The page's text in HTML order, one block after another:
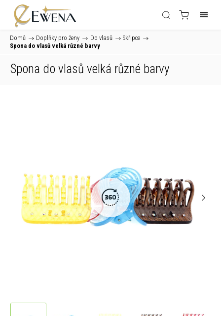
Domů / Doplňky pro ženy / Do vlasů / Skřipce /
Spona do vlasů velká různé barvy
Spona do vlasů velká různé barvy